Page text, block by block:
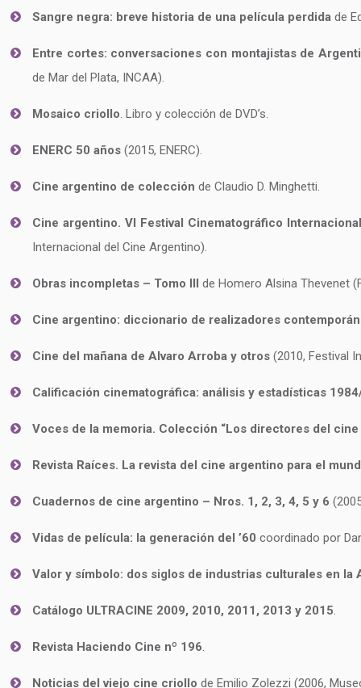
Sangre negra: breve historia de una película perdida de
Entre cortes: conversaciones con montajistas de
de Mar del Plata, INCAA).
Mosaico criollo. Libro y colección de DVD’s.
ENERC 50 años (2015, ENERC).
Cine argentino de colección de Claudio D. Minghetti.
Cine argentino. VI Festival Cinematográfico
Internacional del Cine Argentino).
Obras incompletas – Tomo III de Homero Alsina Thevenet
Cine argentino: diccionario de realizadores
Cine del mañana de Alvaro Arroba y otros (2010, Festival
Calificación cinematográfica: análisis y estadísticas
Voces de la memoria. Colección “Los directores del cine
Revista Raíces. La revista del cine argentino para el
Cuadernos de cine argentino – Nros. 1, 2, 3, 4, 5 y 6
Vidas de película: la generación del ’60 coordinado por
Valor y símbolo: dos siglos de industrias culturales en la
Catálogo ULTRACINE 2009, 2010, 2011, 2013 y 2015.
Revista Haciendo Cine nº 196.
Noticias del viejo cine criollo de Emilio Zolezzi (2006,